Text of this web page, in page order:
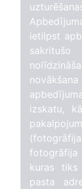
ietilpst
sakritušo
izskatu,
kuras
pasta